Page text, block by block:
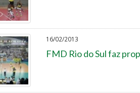
16/02/2013
FMD Rio do Sul faz